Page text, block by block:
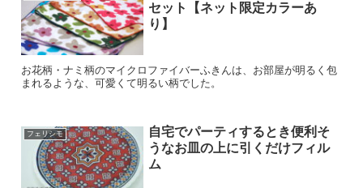
セット【ネット限定カラーあ
り】
お花柄・ナミ柄のマイクロファイバーふきんは、お部屋が明るく包
まれるような、可愛くて明るい柄でした。
フェリシモ
自宅でパーティするとき便利そ
うなお皿の上に引くだけフィル
ム